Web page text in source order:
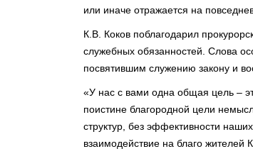
или иначе отражается на
К.В. Коков поблагодарил
служебных обязанностей. Слова
посвятившим служению закону и
«У нас с вами одна общая цель –
поистине благородной цели
структур, без эффективности
взаимодействие на благо жителей